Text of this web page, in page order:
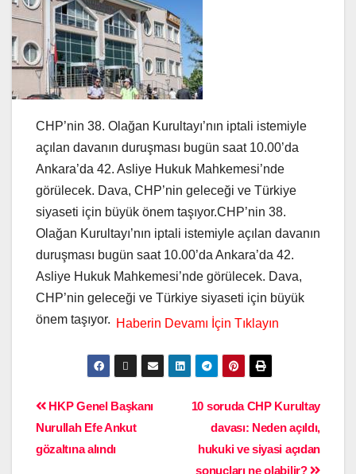
CHP’nin 38. Olağan Kurultayı’nın iptali istemiyle
açılan davanın duruşması bugün saat 10.00’da
Ankara’da 42. Asliye Hukuk Mahkemesi’nde
görülecek. Dava, CHP’nin geleceği ve Türkiye
siyaseti için büyük önem taşıyor.CHP’nin 38.
Olağan Kurultayı’nın iptali istemiyle açılan davanın
duruşması bugün saat 10.00’da Ankara’da 42.
Asliye Hukuk Mahkemesi’nde görülecek. Dava,
CHP’nin geleceği ve Türkiye siyaseti için büyük
önem taşıyor.
10 soruda CHP Kurultay
davası: Neden açıldı,
hukuki ve siyasi açıdan
sonuçları ne olabilir?
HKP Genel Başkanı
Nurullah Efe Ankut
gözaltına alındı